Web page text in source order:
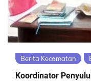
Berita Kecamatan
Koordinator